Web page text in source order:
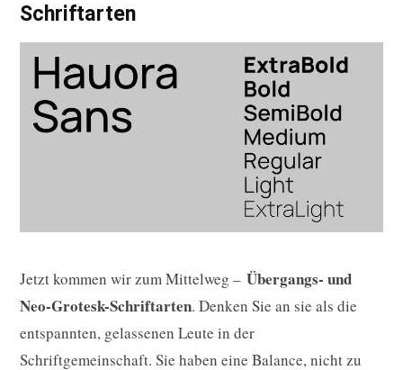
Schriftarten
Jetzt kommen wir zum Mittelweg – Übergangs- und
Neo-Grotesk-Schriftarten. Denken Sie an sie als die
entspannten, gelassenen Leute in der
Schriftgemeinschaft. Sie haben eine Balance, nicht zu